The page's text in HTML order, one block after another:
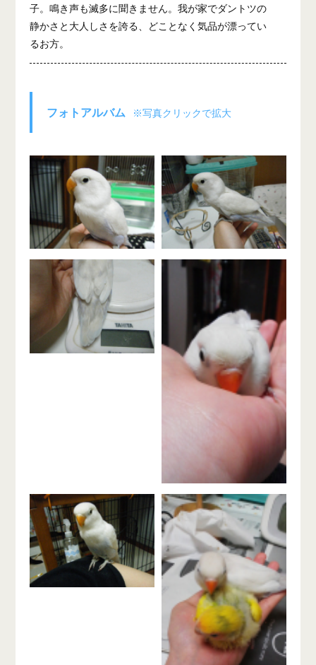
子。鳴き声も滅多に聞きません。我が家でダントツの
静かさと大人しさを誇る、どことなく気品が漂ってい
るお方。
フォトアルバム ※写真クリックで拡大